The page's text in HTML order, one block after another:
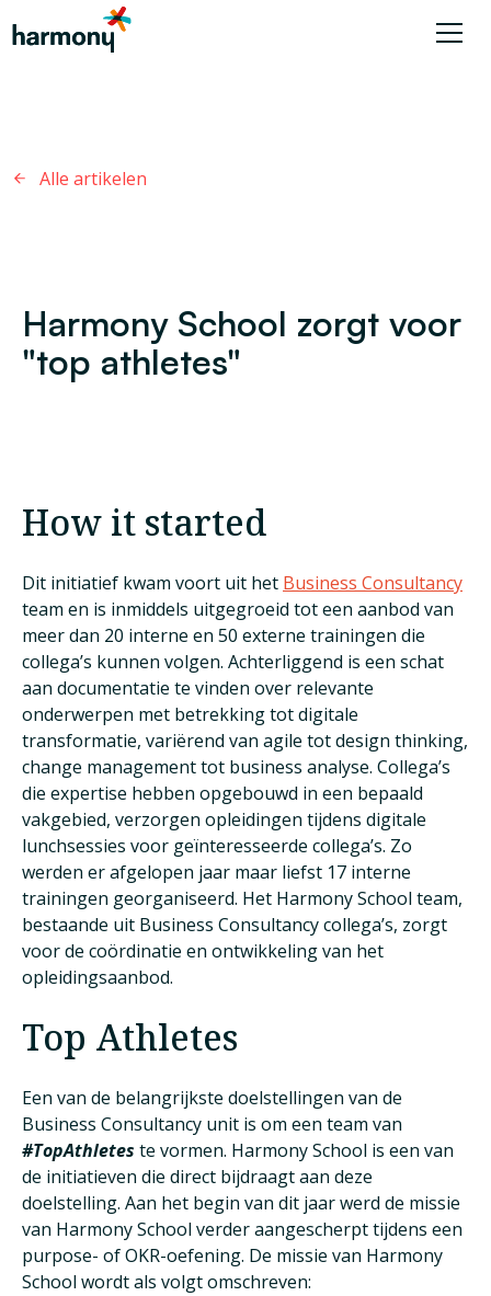
Alle artikelen
Harmony School zorgt voor
"top athletes"
How it started
Dit initiatief kwam voort uit het Business Consultancy
team en is inmiddels uitgegroeid tot een aanbod van
meer dan 20 interne en 50 externe trainingen die
collega’s kunnen volgen. Achterliggend is een schat
aan documentatie te vinden over relevante
onderwerpen met betrekking tot digitale
transformatie, variërend van agile tot design thinking,
change management tot business analyse. Collega’s
die expertise hebben opgebouwd in een bepaald
vakgebied, verzorgen opleidingen tijdens digitale
lunchsessies voor geïnteresseerde collega’s. Zo
werden er afgelopen jaar maar liefst 17 interne
trainingen georganiseerd. Het Harmony School team,
bestaande uit Business Consultancy collega’s, zorgt
voor de coördinatie en ontwikkeling van het
opleidingsaanbod.
Top Athletes
Een van de belangrijkste doelstellingen van de
Business Consultancy unit is om een team van
#TopAthletes te vormen. Harmony School is een van
de initiatieven die direct bijdraagt aan deze
doelstelling. Aan het begin van dit jaar werd de missie
van Harmony School verder aangescherpt tijdens een
purpose- of OKR-oefening. De missie van Harmony
School wordt als volgt omschreven: